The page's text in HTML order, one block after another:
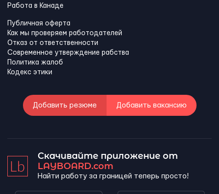
Работа в Канадe
Публичная оферта
Как мы проверяем работодателей
Отказ от ответственности
Современное утверждение рабства
Политика жалоб
Кодекс этики
Добавить резюме Добавить вакансию
Скачивайте приложение от
LAYBOARD.com
Найти работу за границей теперь просто!